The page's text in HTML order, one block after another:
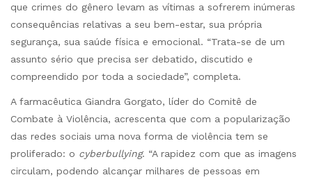
que crimes do gênero levam as vítimas a sofrerem inúmeras
consequências relativas a seu bem-estar, sua própria
segurança, sua saúde física e emocional. “Trata-se de um
assunto sério que precisa ser debatido, discutido e
compreendido por toda a sociedade”, completa.
A farmacêutica Giandra Gorgato, líder do Comitê de
Combate à Violência, acrescenta que com a popularização
das redes sociais uma nova forma de violência tem se
proliferado: o cyberbullying. “A rapidez com que as imagens
circulam, podendo alcançar milhares de pessoas em